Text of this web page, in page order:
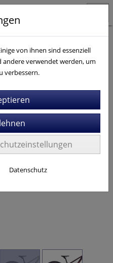
20"
von ihnen sind essenziell
andere verwendet werden, um
verbessern.
Datenschutz